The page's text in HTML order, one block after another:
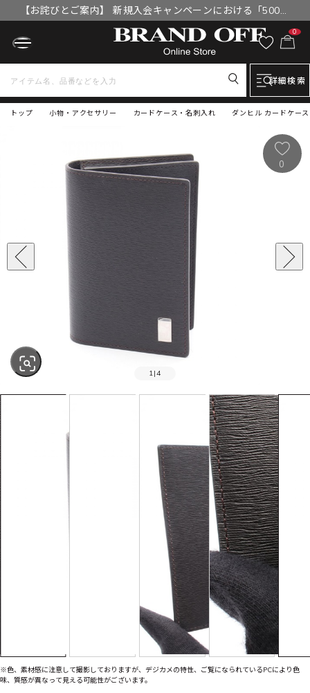
【お詫びとご案内】 新規入会キャンペーンにおける「500円
OFFクーポン」付与漏れと補填について
0
詳細検索
トップ ダンヒル カードケー
小物・アクセサリー カードケース・名刺入れ
SOLD OUT
1 |4
0
※色、素材感に注意して撮影しておりますが、デジカメの特性、ご覧になられているPCにより色
味、質感が異なって見える可能性がございます。